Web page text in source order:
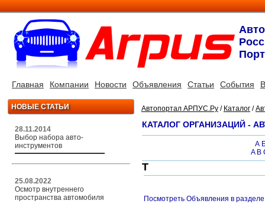
Главная Компании Новости Объявления Статьи События
НОВЫЕ СТАТЬИ
28.11.2014
Выбор набора авто-
инструментов
25.08.2022
Осмотр внутреннего
пространства автомобиля
Автопортал АРПУС.Ру / Каталог /
КАТАЛОГ ОРГАНИЗАЦИЙ -
А
A B
Т
Посмотреть Объявления в